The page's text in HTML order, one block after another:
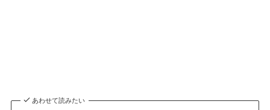
あわせて読みたい